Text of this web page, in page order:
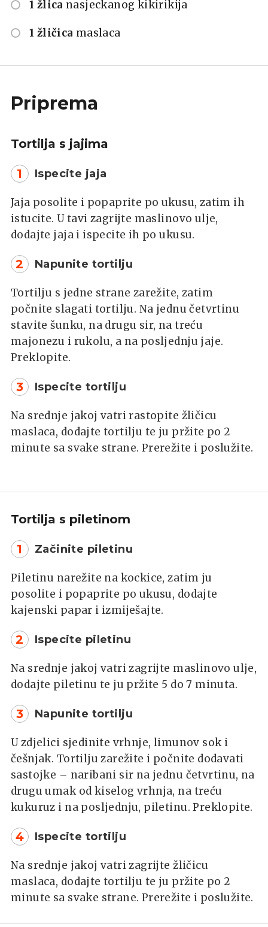
1 žlica nasjeckanog kikirikija
1 žličica maslaca
Priprema
Tortilja s jajima
1 Ispecite jaja
Jaja posolite i popaprite po ukusu, zatim ih
istucite. U tavi zagrijte maslinovo ulje,
dodajte jaja i ispecite ih po ukusu.
2 Napunite tortilju
Tortilju s jedne strane zarežite, zatim
počnite slagati tortilju. Na jednu četvrtinu
stavite šunku, na drugu sir, na treću
majonezu i rukolu, a na posljednju jaje.
Preklopite.
3 Ispecite tortilju
Na srednje jakoj vatri rastopite žličicu
maslaca, dodajte tortilju te ju pržite po 2
minute sa svake strane. Prerežite i poslužite.
Tortilja s piletinom
1 Začinite piletinu
Piletinu narežite na kockice, zatim ju
posolite i popaprite po ukusu, dodajte
kajenski papar i izmiješajte.
2 Ispecite piletinu
Na srednje jakoj vatri zagrijte maslinovo ulje,
dodajte piletinu te ju pržite 5 do 7 minuta.
3 Napunite tortilju
U zdjelici sjedinite vrhnje, limunov sok i
češnjak. Tortilju zarežite i počnite dodavati
sastojke – naribani sir na jednu četvrtinu, na
drugu umak od kiselog vrhnja, na treću
kukuruz i na posljednju, piletinu. Preklopite.
4 Ispecite tortilju
Na srednje jakoj vatri zagrijte žličicu
maslaca, dodajte tortilju te ju pržite po 2
minute sa svake strane. Prerežite i poslužite.